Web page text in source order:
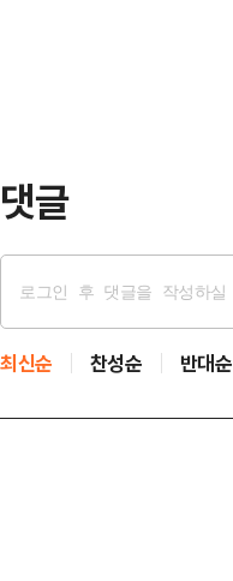
댓글
최신순 찬성순 반대순